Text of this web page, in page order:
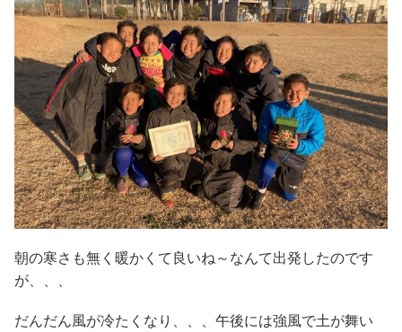
朝の寒さも無く暖かくて良いね～なんて出発したのです
が、、、
だんだん風が冷たくなり、、、午後には強風で土が舞い